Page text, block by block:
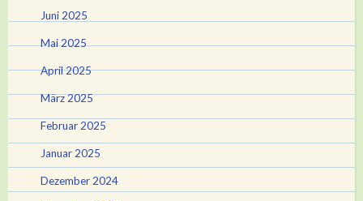
Juni 2025
Mai 2025
April 2025
März 2025
Februar 2025
Januar 2025
Dezember 2024